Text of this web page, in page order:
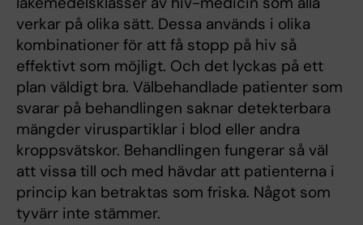
verkar på olika sätt. Dessa används i olika
kombinationer för att få stopp på hiv så
effektivt som möjligt. Och det lyckas på ett
plan väldigt bra. Välbehandlade patienter som
svarar på behandlingen saknar detekterbara
mängder viruspartiklar i blod eller andra
kroppsvätskor. Behandlingen fungerar så väl
att vissa till och med hävdar att patienterna i
princip kan betraktas som friska. Något som
tyvärr inte stämmer.